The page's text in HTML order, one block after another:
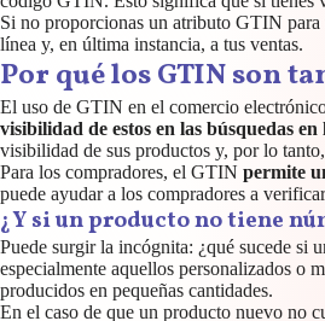
Si no proporcionas un atributo GTIN para
línea y, en última instancia, a tus ventas.
Por qué los GTIN son
El uso de GTIN en el comercio
visibilidad de estos en las búsquedas en
visibilidad de sus productos y, por lo
Para los compradores, el GTIN permite
puede ayudar a los compradores a
¿Y si un producto no tiene
Puede surgir la incógnita: ¿qué sucede si
especialmente aquellos personalizados o
producidos en pequeñas cantidades.
En el caso de que un producto nuevo no